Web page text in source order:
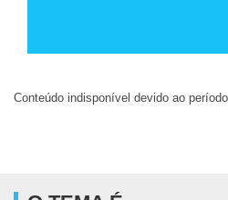
Conteúdo indisponível devido ao